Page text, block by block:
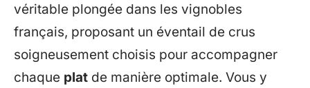
véritable plongée dans les vignobles
français, proposant un éventail de crus
soigneusement choisis pour accompagner
chaque plat de manière optimale. Vous y